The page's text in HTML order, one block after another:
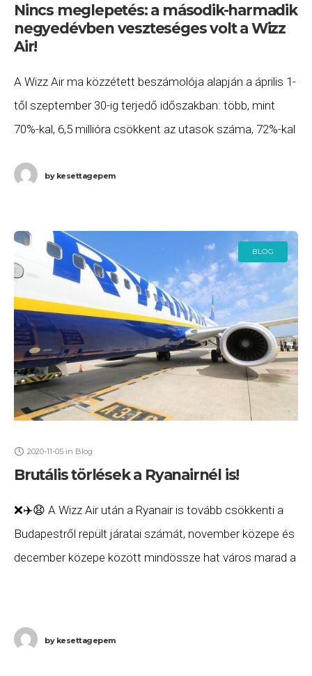
Nincs meglepetés: a második-harmadik
negyedévben veszteséges volt a Wizz
Air!
A Wizz Air ma közzétett beszámolója alapján a április 1-
től szeptember 30-ig terjedő időszakban: több, mint
70%-kal, 6,5 millióra csökkent az utasok száma, 72%-kal
bykesettagepem
BLOG
2020-11-05 in Blog
Brutális törlések a Ryanairnél is!
❌✈️😧 A Wizz Air után a Ryanair is tovább csökkenti a
Budapestről repült járatai számát, november közepe és
december közepe között mindössze hat város marad a
bykesettagepem